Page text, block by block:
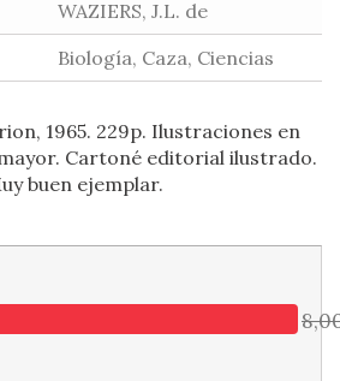
WAZIERS, J.L. de
Biología, Caza, Ciencias
1965. 229p. Ilustraciones en
Cartoné editorial ilustrado.
buen ejemplar.